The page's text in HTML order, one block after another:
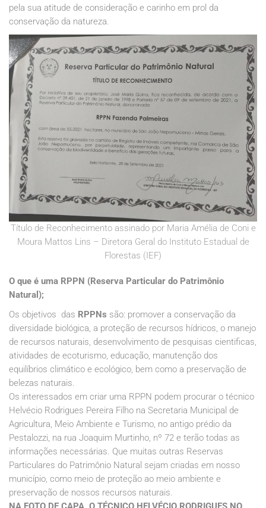
pela sua atitude de consideração e carinho em prol da
conservação da natureza.
Título de Reconhecimento assinado por Maria Amélia de Coni e
Moura Mattos Lins – Diretora Geral do Instituto Estadual de
Florestas (IEF)
O que é uma RPPN (Reserva Particular do Patrimônio
Natural);
Os objetivos das RPPNs são: promover a conservação da
diversidade biológica, a proteção de recursos hídricos, o manejo
de recursos naturais, desenvolvimento de pesquisas cientificas,
atividades de ecoturismo, educação, manutenção dos
equilíbrios climático e ecológico, bem como a preservação de
belezas naturais.
Os interessados em criar uma RPPN podem procurar o técnico
Helvécio Rodrigues Pereira Filho na Secretaria Municipal de
Agricultura, Meio Ambiente e Turismo, no antigo prédio da
Pestalozzi, na rua Joaquim Murtinho, nº 72 e terão todas as
informações necessárias. Que muitas outras Reservas
Particulares do Patrimônio Natural sejam criadas em nosso
município, como meio de proteção ao meio ambiente e
preservação de nossos recursos naturais.